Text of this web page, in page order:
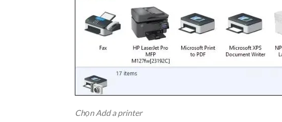
Chọn Add a printer